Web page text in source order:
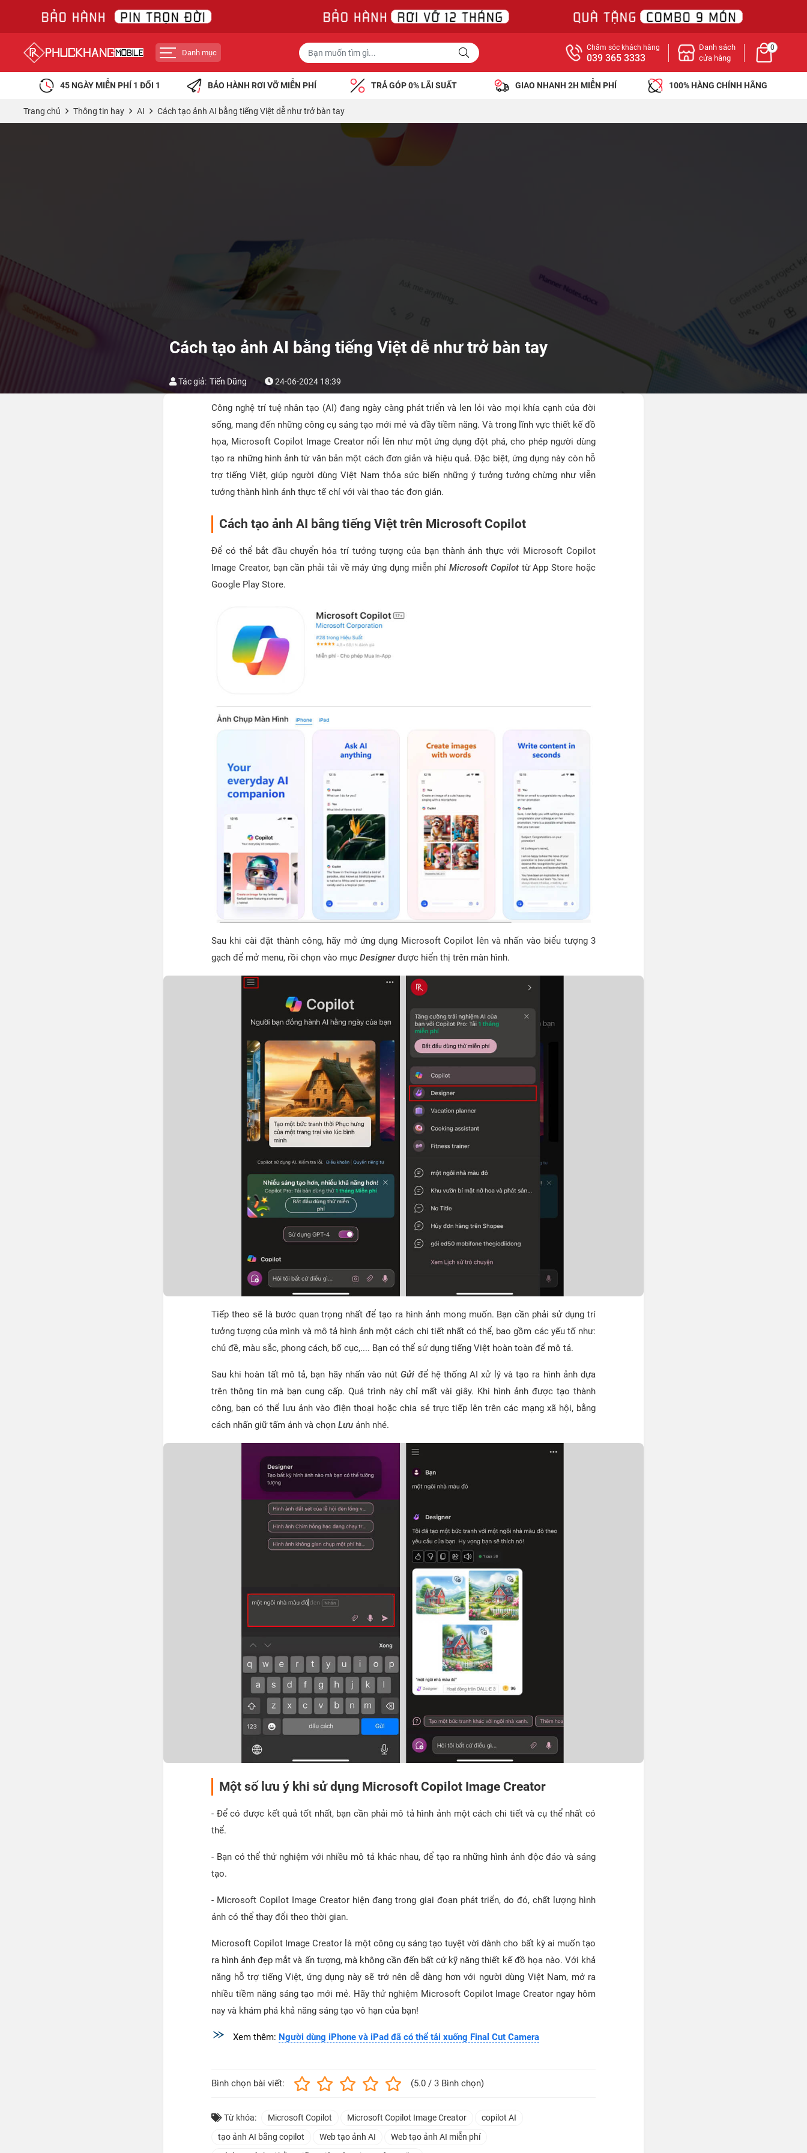
Danh mục
Chăm sóc khách hàng
039 365 3333
Danh sách
cửa hàng
0
45 NGÀY MIỄN PHÍ 1 ĐỔI 1 BẢO HÀNH RƠI VỠ MIỄN PHÍ TRẢ GÓP 0% LÃI SUẤT GIAO NHANH 2H MIỄN PHÍ 100% HÀNG CHÍNH HÃNG
Trang chủ Thông tin hay AI Cách tạo ảnh AI bằng tiếng Việt dễ như trở bàn tay
Cách tạo ảnh AI bằng tiếng Việt dễ như trở bàn tay
Tác giả: Tiến Dũng 24-06-2024 18:39
Công nghệ trí tuệ nhân tạo (AI) đang ngày càng phát triển và len lỏi vào mọi khía cạnh của đời
sống, mang đến những công cụ sáng tạo mới mẻ và đầy tiềm năng. Và trong lĩnh vực thiết kế đồ
họa, Microsoft Copilot Image Creator nổi lên như một ứng dụng đột phá, cho phép người dùng
tạo ra những hình ảnh từ văn bản một cách đơn giản và hiệu quả. Đặc biệt, ứng dụng này còn hỗ
trợ tiếng Việt, giúp người dùng Việt Nam thỏa sức biến những ý tưởng tưởng chừng như viễn
tưởng thành hình ảnh thực tế chỉ với vài thao tác đơn giản.
Cách tạo ảnh AI bằng tiếng Việt trên Microsoft Copilot
Để có thể bắt đầu chuyển hóa trí tưởng tượng của bạn thành ảnh thực với Microsoft Copilot
Image Creator, bạn cần phải tải về máy ứng dụng miễn phíMicrosoft Copilottừ App Store hoặc
Google Play Store.
Sau khi cài đặt thành công, hãy mở ứng dụng Microsoft Copilot lên và nhấn vào biểu tượng 3
gạch để mở menu, rồi chọn vào mục Designerđược hiển thị trên màn hình.
Tiếp theo sẽ là bước quan trọng nhất để tạo ra hình ảnh mong muốn. Bạn cần phải sử dụng trí
tưởng tượng của mình và mô tả hình ảnh một cách chi tiết nhất có thể, bao gồm các yếu tố như:
chủ đề, màu sắc, phong cách, bố cục,.... Bạn có thể sử dụng tiếng Việt hoàn toàn để mô tả.
Sau khi hoàn tất mô tả, bạn hãy nhấn vào nútGửi để hệ thống AI xử lý và tạo ra hình ảnh dựa
trên thông tin mà bạn cung cấp. Quá trình này chỉ mất vài giây. Khi hình ảnh được tạo thành
công, bạn có thể lưu ảnh vào điện thoại hoặc chia sẻ trực tiếp lên trên các mạng xã hội, bằng
cách nhấn giữ tấm ảnh và chọn Lưu ảnh nhé.
Một số lưu ý khi sử dụng Microsoft Copilot Image Creator
- Để có được kết quả tốt nhất, bạn cần phải mô tả hình ảnh một cách chi tiết và cụ thể nhất có
thể.
- Bạn có thể thử nghiệm với nhiều mô tả khác nhau, để tạo ra những hình ảnh độc đáo và sáng
tạo.
- Microsoft Copilot Image Creator hiện đang trong giai đoạn phát triển, do đó, chất lượng hình
ảnh có thể thay đổi theo thời gian.
Microsoft Copilot Image Creator là một công cụ sáng tạo tuyệt vời dành cho bất kỳ ai muốn tạo
ra hình ảnh đẹp mắt và ấn tượng, mà không cần đến bất cứ kỹ năng thiết kế đồ họa nào. Với khả
năng hỗ trợ tiếng Việt, ứng dụng này sẽ trở nên dễ dàng hơn với người dùng Việt Nam, mở ra
nhiều tiềm năng sáng tạo mới mẻ. Hãy thử nghiệm Microsoft Copilot Image Creator ngay hôm
nay và khám phá khả năng sáng tạo vô hạn của bạn!
Xem thêm: Người dùng iPhone và iPad đã có thể tải xuống Final Cut Camera
Bình chọn bài viết: (5.0 / 3 Bình chọn)
Từ khóa: Microsoft Copilot Microsoft Copilot Image Creator
copilot AI
tạo ảnh AI bằng copilot
Web tạo ảnh AI
Web tạo ảnh AI miễn phí